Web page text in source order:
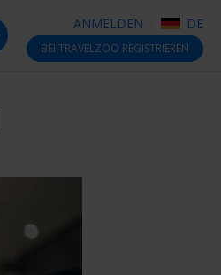
ANMELDEN DE
BEI TRAVELZOO REGISTRIEREN
SEARCH DEALS